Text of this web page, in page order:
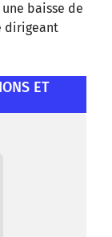
baisse de
dirigeant
ET